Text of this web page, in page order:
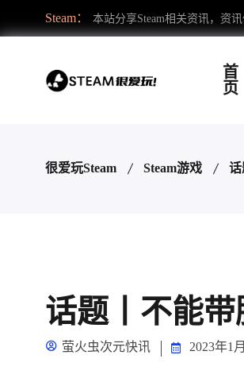
Steam： 本站分享Steam相关资讯，资
首
页
很爱玩Steam Steam游戏 话
话题丨不能
萤火虫次元快讯 2023年1